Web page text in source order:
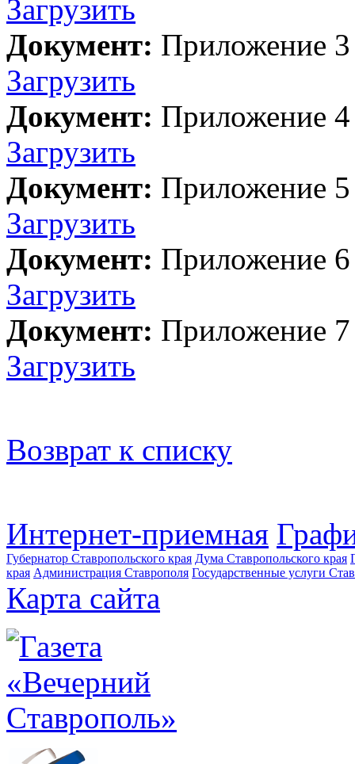
Загрузить
Документ: Приложение 3
Загрузить
Документ: Приложение 4
Загрузить
Документ: Приложение 5
Загрузить
Документ: Приложение 6
Загрузить
Документ: Приложение 7
Загрузить
Возврат к списку
Интернет-приемная
Губернатор Ставропольского края Дума Ставропольского края
края Администрация Ставрополя Государственные услуги
Карта сайта